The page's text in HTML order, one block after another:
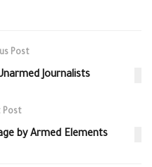
Post
Journalists
Post
by Armed Elements